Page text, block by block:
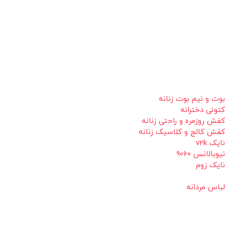
بوت و نیم بوت زنانه
کتونی دخترانه
کفش روزمره و راحتی زنانه
کفش کالج و کلاسیک زنانه
نایک v2k
نیوبالانس 9060
نایک زوم
لباس مردانه